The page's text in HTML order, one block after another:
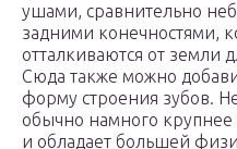
ушами, сравнительно
задними конечностями,
отталкиваются от земли
Сюда также можно
форму строения зубов.
обычно намного крупнее
и обладает большей